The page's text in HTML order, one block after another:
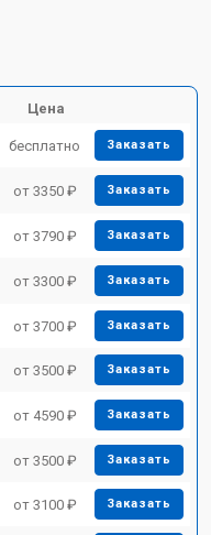
Цена
бесплатно Заказать
от 3350 ₽ Заказать
от 3790 ₽ Заказать
от 3300 ₽ Заказать
от 3700 ₽ Заказать
от 3500 ₽ Заказать
от 4590 ₽ Заказать
от 3500 ₽ Заказать
от 3100 ₽ Заказать